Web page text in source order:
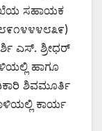
ಸಹಾಯಕ
ಎಸ್. ಶ್ರೀಧರ್
ಹಾಗೂ
ಶಿವಮೂರ್ತಿ
ಕಾರ್ಯ